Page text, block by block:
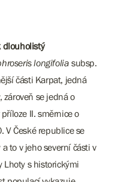
dlouholistý
longifolia subsp.
části Karpat, jedná
zároveň se jedná o
II. směrnice o
V České republice se
to v jeho severní části v
Lhoty s historickými